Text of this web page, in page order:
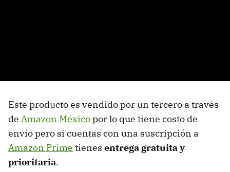
Este producto es vendido por un tercero a través
de Amazon Méxicopor lo que tiene costo de
envío pero si cuentas con una suscripción a
Amazon Prime tienes entrega gratuita y
prioritaria.